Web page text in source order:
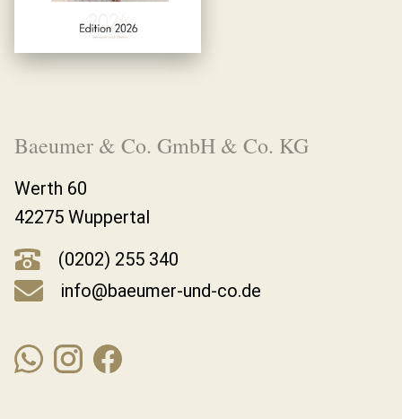
Baeumer & Co. GmbH & Co. KG
Werth 60
42275 Wuppertal
(0202) 255 340
info@baeumer-und-co.de